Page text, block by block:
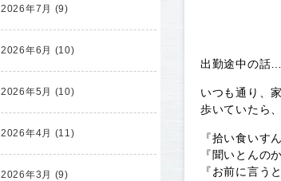
出勤途中の話…
いつも通り、
歩いていたら
『拾い食いす
『聞いとんの
『お前に言う
2026年7月 (9)
2026年6月 (10)
2026年5月 (10)
2026年4月 (11)
2026年3月 (9)